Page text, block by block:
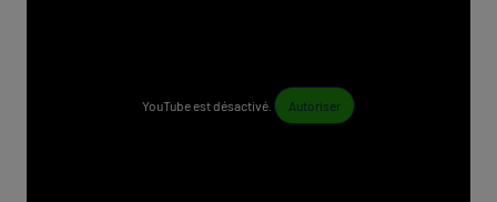
YouTube est désactivé. Autoriser